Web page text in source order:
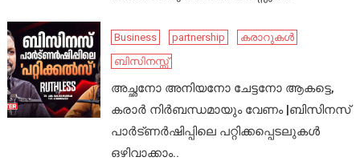
Business partnership
കരാറുകൾ
ബിസിനസ്സ്
അച്ഛനോ അനിയനോ ചേട്ടനോ ആകട്ടെ,
കരാർ നിർബന്ധമായും വേണം |ബിസിനസ്
പാർട്ണർഷിപ്പിലെ പറ്റിക്കപ്പെടലുകൾ
ഒഴിവാക്കാം..